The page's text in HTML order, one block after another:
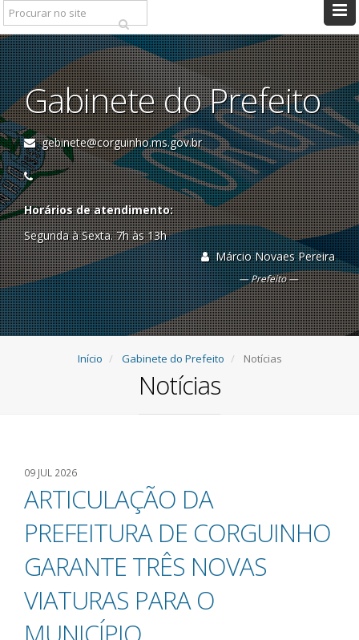
Pesquisar:
Gabinete do Prefeito
gebinete@corguinho.ms.gov.br
Horários de atendimento:
Segunda à Sexta. 7h às 13h
Márcio Novaes Pereira
Prefeito
Início Gabinete do Prefeito Notícias
Notícias
09 JUL 2026
ARTICULAÇÃO DA
PREFEITURA DE CORGUINHO
GARANTE TRÊS NOVAS
VIATURAS PARA O